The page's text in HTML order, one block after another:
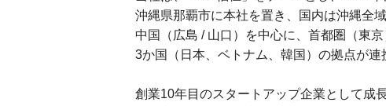
沖縄県那覇市に本社を置き、国内は沖縄全
中国（広島 / 山口）を中心に、首都圏（東
3か国（日本、ベトナム、韓国）の拠点が連
創業10年目のスタートアップ企業として成